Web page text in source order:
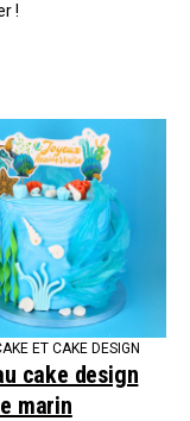
!
ET CAKE DESIGN
cake design
marin